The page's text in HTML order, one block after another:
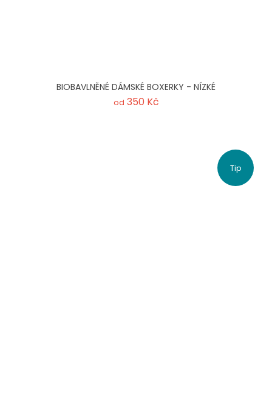
BIOBAVLNĚNÉ DÁMSKÉ BOXERKY - NÍZKÉ
od 350 Kč
Tip